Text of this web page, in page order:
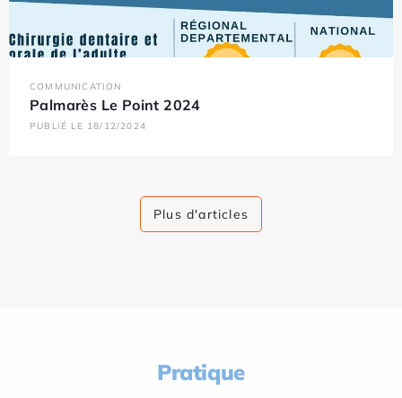
COMMUNICATION
Palmarès Le Point 2024
PUBLIÉ LE 18/12/2024
Plus d'articles
Pratique